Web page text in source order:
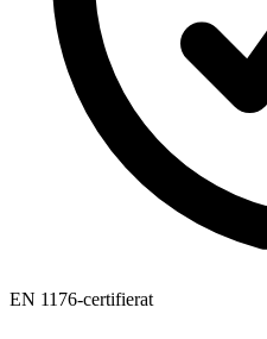
EN 1176-certifierat